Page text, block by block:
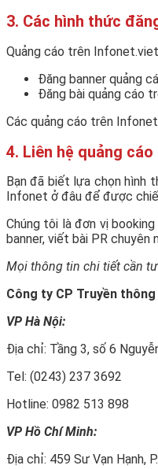
3. Các hình thức
Quảng cáo trên
Đăng banner quảng
Đăng bài quảng cáo
Các quảng cáo trên
4. Liên hệ quảng
Bạn đã biết lựa chọn hình
Infonet ở đâu để được
Chúng tôi là đơn vị
banner, viết bài PR chuyên
Mọi thông tin chi tiết cần
Công ty CP Truyền thông
VP Hà Nội:
Địa chỉ: Tầng 3, số 6
Tel: (0243) 237 3692
Hotline: 0982 513 898
VP Hồ Chí Minh:
Địa chỉ: 459 Sư Vạn Hạnh,